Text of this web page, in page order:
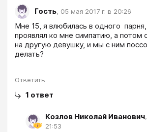
Гость, 05 мая 2017 г. в 20:26
Мне 15, я влюбилась в одного
проявлял ко мне симпатию, а потом
на другую девушку, и мы с ним
делать?
Ответить
1 ответ
Козлов Николай Иванович,
21:53